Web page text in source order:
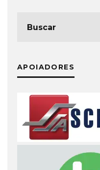
APOIADORES